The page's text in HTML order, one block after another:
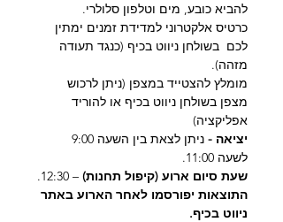
להביא כובע, מים וטלפון סלולרי.
כרטיס אלקטרוני למדידת זמנים ימתין
לכם  בשולחן ניווט בכיף (כנגד תעודה
מזהה).
מומלץ להצטייד במצפן (ניתן לרכוש
מצפן בשולחן ניווט בכיף או להוריד
אפליקציה)
יציאה -
לשעה 11:00.
שעת סיום ארוע (קיפול תחנות) – 12:30.
התוצאות יפורסמו לאחר הארוע באתר
ניווט בכיף.